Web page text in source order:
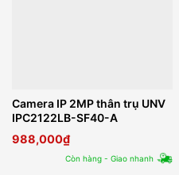
Camera IP 2MP thân trụ UNV
IPC2122LB-SF40-A
988,000₫
Còn hàng - Giao nhanh